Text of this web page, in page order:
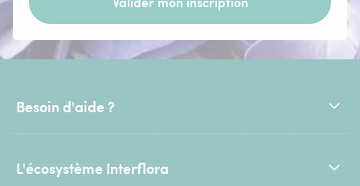
Besoin d'aide ?
L'écosystème Interflora